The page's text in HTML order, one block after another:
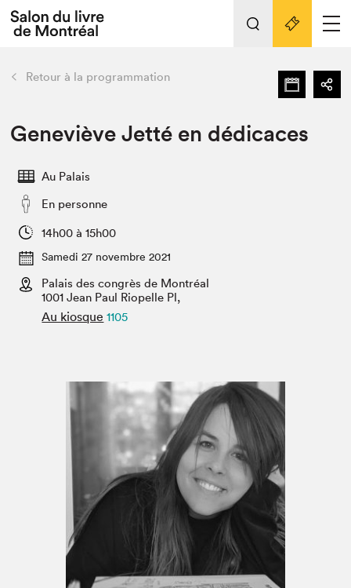
Espace médias
Espace exposant⋅e⋅s
Espace pro
Tout sur l'édition 2022
Actualités
Vidéos et Balados
Club de lecture Braindate
retour Nos activités
Édition 2022
Planifier sa visite
Projets partenaires 2022
Archives
Liens pratiques
Retour à la programmation
Geneviève Jetté en dédicaces
Au Palais
En personne
14h00 à 15h00
Samedi 27 novembre 2021
Palais des congrès de Montréal
1001 Jean Paul Riopelle Pl,
Au kiosque 1105